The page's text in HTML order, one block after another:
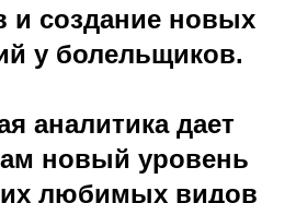
и создание новых
у болельщиков.
аналитика дает
новый уровень
любимых видов